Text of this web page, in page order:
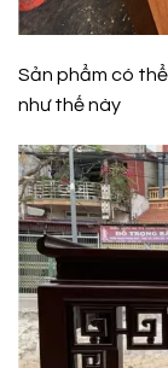
Sản phẩm có
như thế này